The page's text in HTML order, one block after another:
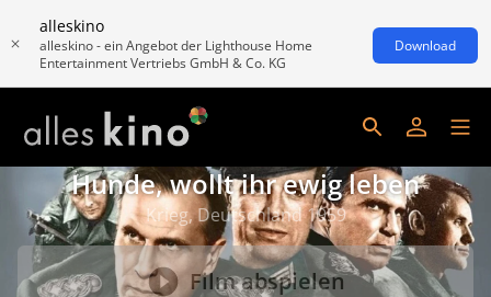
alleskino
alleskino - ein Angebot der Lighthouse Home
Entertainment Vertriebs GmbH & Co. KG
Download
Hunde, wollt ihr ewig leben
Krieg, Deutschland 1959
Film abspielen